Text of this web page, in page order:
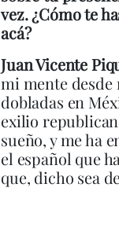
vez. ¿Cómo te
acá?
Juan Vicente
mi mente desde
dobladas en
exilio
sueño, y me ha
el español que
que, dicho sea